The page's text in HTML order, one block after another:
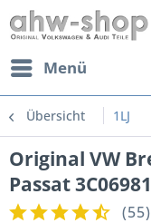
Menü
Übersicht 1LJ
Original VW
Passat
(55)